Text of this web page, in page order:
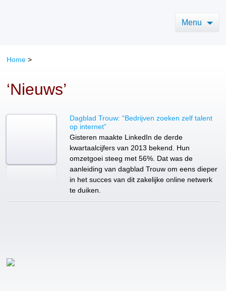
Menu
Home >
‘Nieuws’
Dagblad Trouw: “Bedrijven zoeken zelf talent
op internet”
Gisteren maakte LinkedIn de derde
kwartaalcijfers van 2013 bekend. Hun
omzetgoei steeg met 56%. Dat was de
aanleiding van dagblad Trouw om eens dieper
in het succes van dit zakelijke online netwerk
te duiken.